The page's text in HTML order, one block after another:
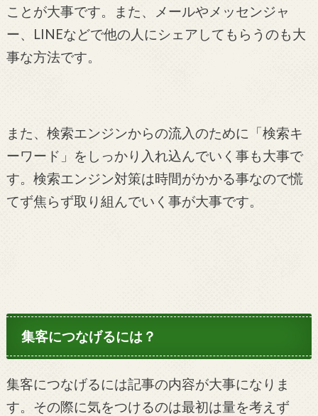
ことが大事です。また、メールやメッセンジャ
ー、LINEなどで他の人にシェアしてもらうのも大
事な方法です。
また、検索エンジンからの流入のために「検索キ
ーワード」をしっかり入れ込んでいく事も大事で
す。検索エンジン対策は時間がかかる事なので慌
てず焦らず取り組んでいく事が大事です。
集客につなげるには？
集客につなげるには記事の内容が大事になりま
す。その際に気をつけるのは最初は量を考えず